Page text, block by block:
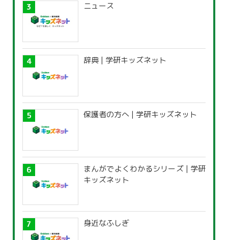
ニュース
辞典 | 学研キッズネット
保護者の方へ | 学研キッズネット
まんがでよくわかるシリーズ | 学研
キッズネット
身近なふしぎ